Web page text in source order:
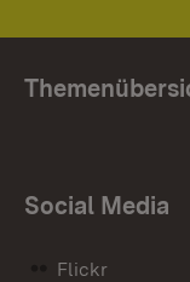
Social Media
Flickr